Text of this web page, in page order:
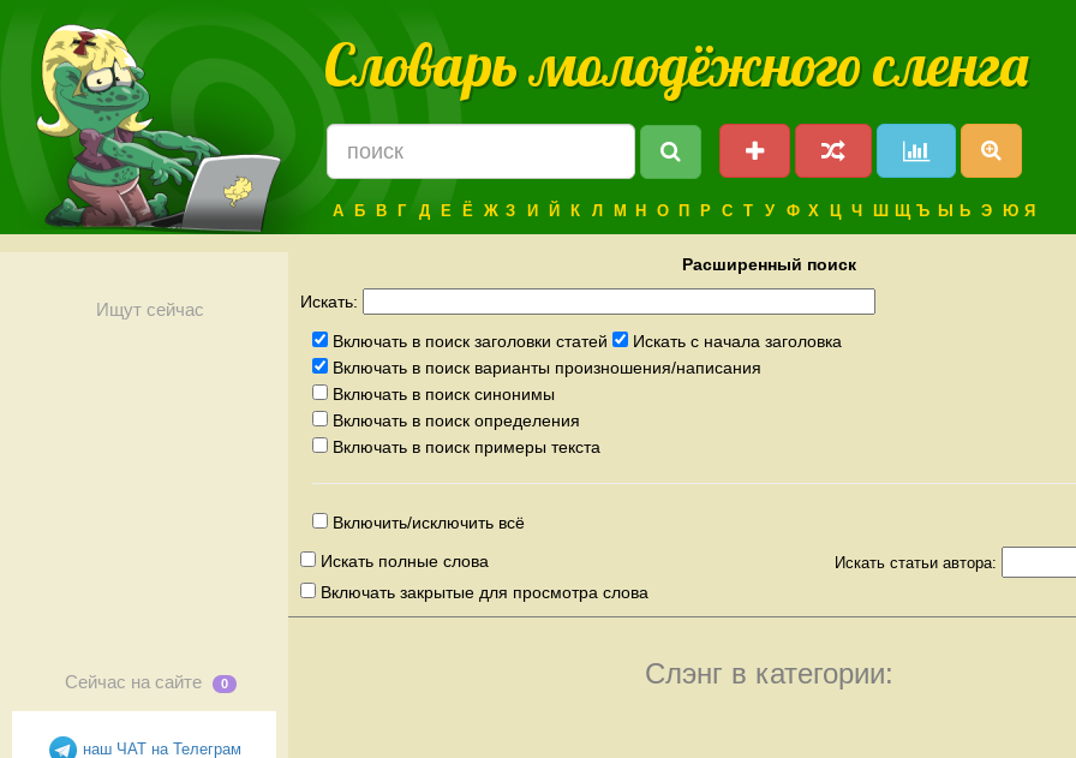
Словарь молодёжного сленга
А Б В Г Д Е Ё Ж З И Й К Л М Н О П Р С Т У Ф Х Ц Ч Ш Щ Ъ Ы Ь Э Ю Я
Ищут сейчас
Сейчас на сайте 0
наш ЧАТ на Телеграм
Расширенный поиск
Искать:
Включать в поиск заголовки статей
Искать с начала заголовка
Включать в поиск варианты произношения/написания
Включать в поиск синонимы
Включать в поиск определения
Включать в поиск примеры текста
Включить/исключить всё
Искать статьи автора:
Искать полные слова
Включать закрытые для просмотра слова
Слэнг в категории: